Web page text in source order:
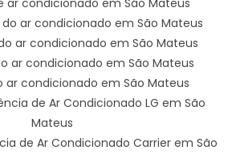
ar condicionado em São Mateus
ar condicionado em São Mateus
ar condicionado em São Mateus
ar condicionado em São Mateus
ar condicionado em São Mateus
de Ar Condicionado LG em São
Mateus
de Ar Condicionado Carrier em São